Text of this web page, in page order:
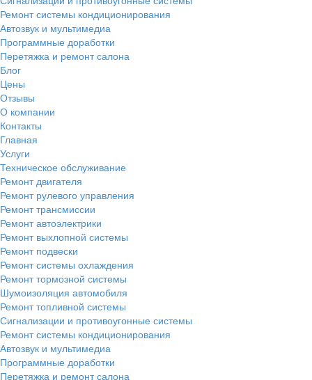
Ремонт системы кондиционирования
Автозвук и мультимедиа
Программные доработки
Перетяжка и ремонт салона
Блог
Цены
Отзывы
О компании
Контакты
Главная
Услуги
Техническое обслуживание
Ремонт двигателя
Ремонт рулевого управления
Ремонт трансмиссии
Ремонт автоэлектрики
Ремонт выхлопной системы
Ремонт подвески
Ремонт системы охлаждения
Ремонт тормозной системы
Шумоизоляция автомобиля
Ремонт топливной системы
Сигнализации и противоугонные системы
Ремонт системы кондиционирования
Автозвук и мультимедиа
Программные доработки
Перетяжка и ремонт салона